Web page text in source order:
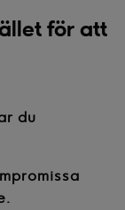
för att
du